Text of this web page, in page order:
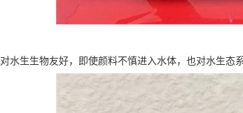
对水生生物友好，即使颜料不慎进入水体，也对水生态